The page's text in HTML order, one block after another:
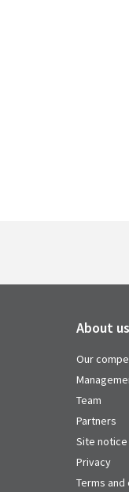
About us
Our
Team
Partners
Site notice
Privacy
Terms